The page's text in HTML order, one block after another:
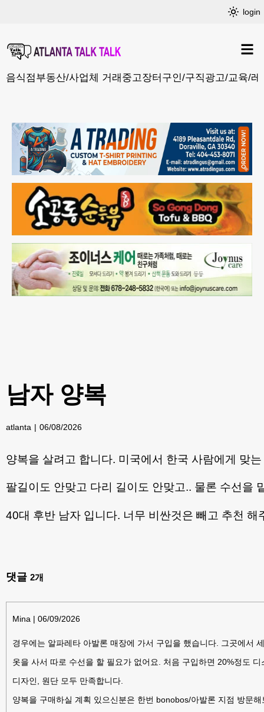
login
음식점부동산/사업체 거래 중고장터 구인/구직광고/교육/레
남자 양복
atlanta 06/08/2026
양복을 살려고 합니다. 미국에서 한국 사람에게 맞
팔길이도 안맞고 다리 길이도 안맞고.. 물론 수선을
40대 후반 남자 입니다. 너무 비싼것은 빼고 추천 해
댓글 2개
Mina | 06/09/2026
경우에는 알파레타 아발론 매장에 가서 구입을 했습니다. 그곳에서
옷을 사서 따로 수선을 할 필요가 없어요. 처음 구입하면 20%정도
디자인, 원단 모두 만족합니다.
양복을 구매하실 계획 있으신분은 한번 bonobos/아발론 지점 방문